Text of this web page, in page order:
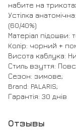
набите на
Устілка
(60/40%)
Матеріал підошви:
Колір: чорний +
Висота каблука:
Стиль взуття:
Сезон: зимове;
Brand: PALARIS;
Гарантія: 30 днів
Отзывы